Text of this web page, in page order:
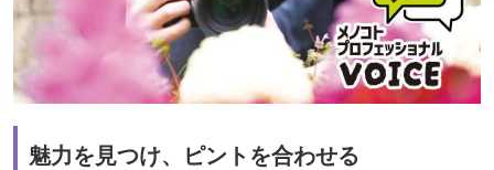
魅力を見つけ、ピントを合わせる